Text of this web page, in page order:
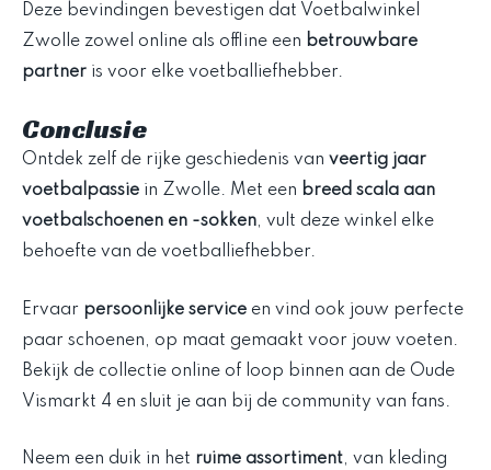
Deze bevindingen bevestigen dat Voetbalwinkel
Zwolle zowel online als offline een betrouwbare
partner is voor elke voetballiefhebber.
Conclusie
Ontdek zelf de rijke geschiedenis van veertig jaar
voetbalpassie in Zwolle. Met een breed scala aan
voetbalschoenen en -sokken, vult deze winkel elke
behoefte van de voetballiefhebber.
Ervaar persoonlijke service en vind ook jouw perfecte
paar schoenen, op maat gemaakt voor jouw voeten.
Bekijk de collectie online of loop binnen aan de Oude
Vismarkt 4 en sluit je aan bij de community van fans.
Neem een duik in het ruime assortiment, van kleding